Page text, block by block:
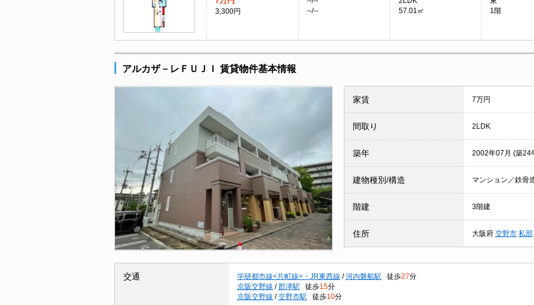
3,300円
--/--
57.01㎡
1階
アルカザ－レＦＵＪＩ 賃貸物件基本情報
家賃 7万円
間取り 2LDK
築年 2002年07月 (築24
建物種別/構造 マンション／鉄骨
階建 3階建
住所 大阪府 交野市 私部
交通 学研都市線<片町線>・JR東西線 / 河内磐船駅 徒歩27分
京阪交野線 / 郡津駅 徒歩15分
京阪交野線 / 交野市駅 徒歩10分